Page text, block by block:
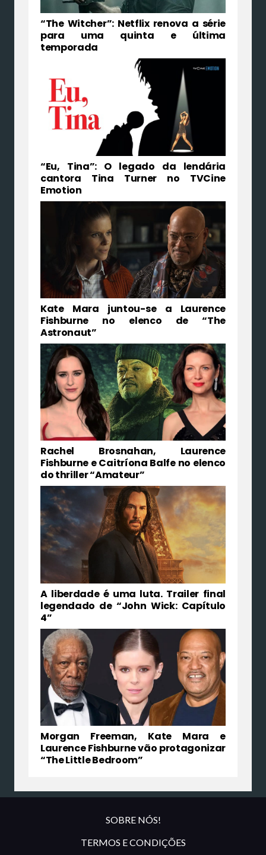
“The Witcher”: Netflix renova a série
para uma quinta e última
temporada
“Eu, Tina”: O legado da lendária
cantora Tina Turner no TVCine
Emotion
Kate Mara juntou-se a Laurence
Fishburne no elenco de “The
Astronaut”
Rachel Brosnahan, Laurence
Fishburne e Caitríona Balfe no elenco
do thriller “Amateur”
A liberdade é uma luta. Trailer final
legendado de “John Wick: Capítulo
4”
Morgan Freeman, Kate Mara e
Laurence Fishburne vão protagonizar
“The Little Bedroom”
SOBRE NÓS!
TERMOS E CONDIÇÕES